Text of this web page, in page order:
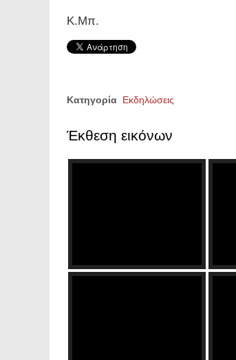
Κ.Μπ.
Κατηγορία Εκδηλώσεις
Έκθεση εικόνων